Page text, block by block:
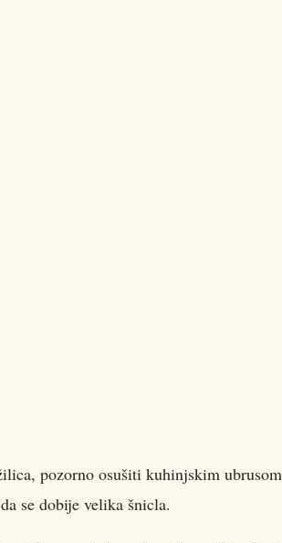
pozorno osušiti kuhinjskim
se dobije velika šnicla.